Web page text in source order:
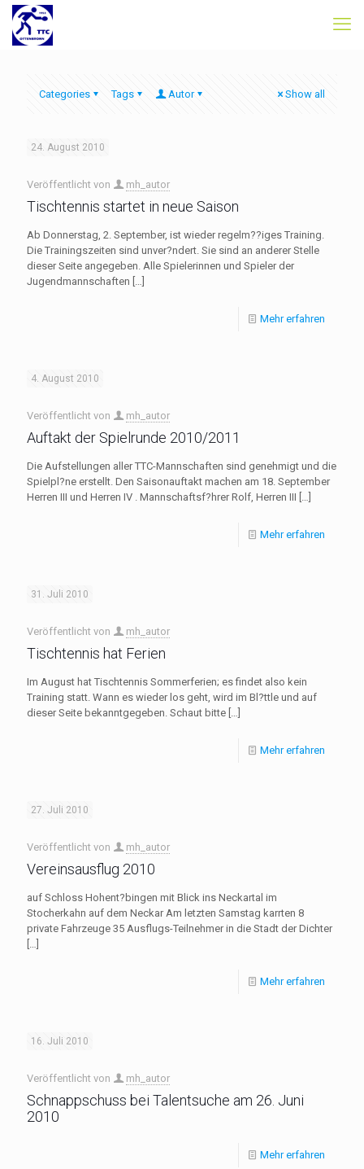
Categories Tags Autor Show all
24. August 2010
Veröffentlicht von mh_autor
Tischtennis startet in neue Saison
Ab Donnerstag, 2. September, ist wieder regelm??iges Training.
Die Trainingszeiten sind unver?ndert. Sie sind an anderer Stelle
dieser Seite angegeben. Alle Spielerinnen und Spieler der
Jugendmannschaften […]
Mehr erfahren
4. August 2010
Veröffentlicht von mh_autor
Auftakt der Spielrunde 2010/2011
Die Aufstellungen aller TTC-Mannschaften sind genehmigt und die
Spielpl?ne erstellt. Den Saisonauftakt machen am 18. September
Herren III und Herren IV . Mannschaftsf?hrer Rolf, Herren III […]
Mehr erfahren
31. Juli 2010
Veröffentlicht von mh_autor
Tischtennis hat Ferien
Im August hat Tischtennis Sommerferien; es findet also kein
Training statt. Wann es wieder los geht, wird im Bl?ttle und auf
dieser Seite bekanntgegeben. Schaut bitte […]
Mehr erfahren
27. Juli 2010
Veröffentlicht von mh_autor
Vereinsausflug 2010
auf Schloss Hohent?bingen mit Blick ins Neckartal im
Stocherkahn auf dem Neckar Am letzten Samstag karrten 8
private Fahrzeuge 35 Ausflugs-Teilnehmer in die Stadt der Dichter
[…]
Mehr erfahren
16. Juli 2010
Veröffentlicht von mh_autor
Schnappschuss bei Talentsuche am 26. Juni
2010
Mehr erfahren